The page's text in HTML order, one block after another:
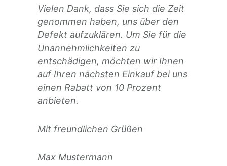
Vielen Dank, dass Sie sich die Zeit
genommen haben, uns über den
Defekt aufzuklären. Um Sie für die
Unannehmlichkeiten zu
entschädigen, möchten wir Ihnen
auf Ihren nächsten Einkauf bei uns
einen Rabatt von 10 Prozent
anbieten.
Mit freundlichen Grüßen
Max Mustermann